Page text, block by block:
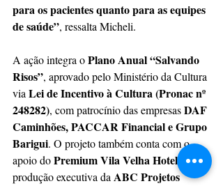
para os pacientes quanto para as equipes
de saúde”, ressalta Micheli.
A ação integra o Plano Anual “Salvando
Risos”, aprovado pelo Ministério da Cultura
via Lei de Incentivo à Cultura (Pronac nº
248282), com patrocínio das empresas DAF
Caminhões, PACCAR Financial e Grupo
Barigui. O projeto também conta com o
apoio do Premium Vila Velha Hotel e
produção executiva da ABC Projetos